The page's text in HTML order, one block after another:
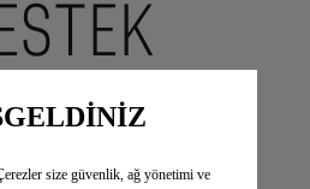
size güvenlik, ağ yönetimi ve